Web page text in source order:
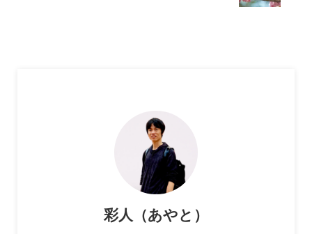
彩人（あやと）